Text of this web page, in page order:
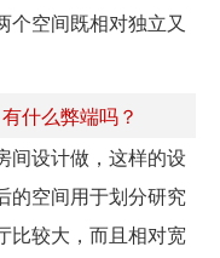
个空间既相对独立又
什么弊端吗？
间设计做，这样的设
的空间用于划分研究
比较大，而且相对宽